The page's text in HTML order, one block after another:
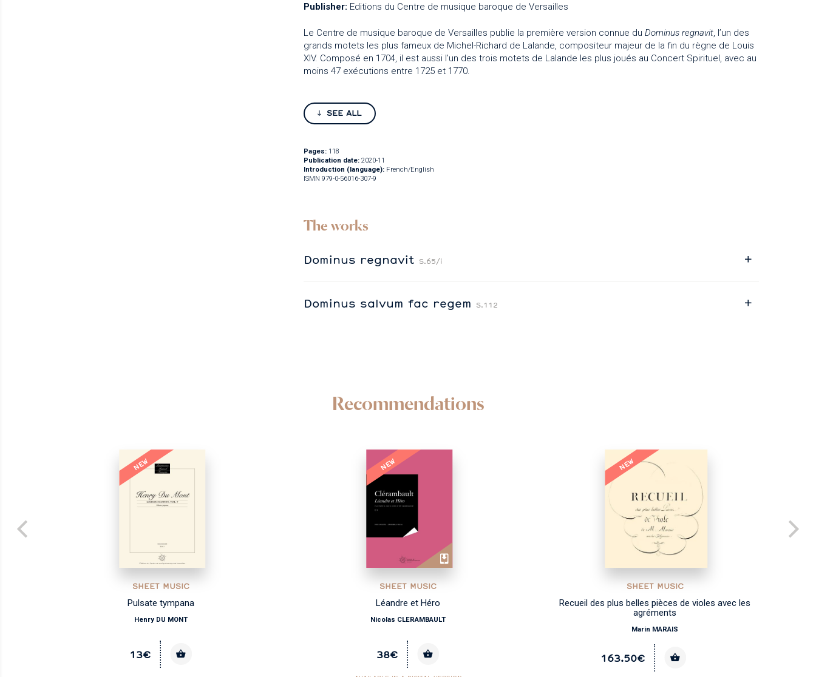
Publisher: Editions du Centre de musique baroque de Versailles
Le Centre de musique baroque de Versailles publie la première version connue du Dominus regnavit, l’un des
grands motets les plus fameux de Michel-Richard de Lalande, compositeur majeur de la fin du règne de Louis
XIV. Composé en 1704, il est aussi l’un des trois motets de Lalande les plus joués au Concert Spirituel, avec au
moins 47 exécutions entre 1725 et 1770.
SEE ALL
Pages: 118
Publication date: 2020-11
Introduction (language): French/English
ISMN 979-0-56016-307-9
The works
Dominus regnavit S.65/i
Dominus salvum fac regem S.112
Recommendations
NEW
SHEET MUSIC
Pulsate tympana
Henry DU MONT
13€
NEW
SHEET MUSIC
Léandre et Héro
Nicolas CLERAMBAULT
38€
NEW
SHEET MUSIC
Recueil des plus belles pièces de violes avec les
agréments
Marin MARAIS
163.50€